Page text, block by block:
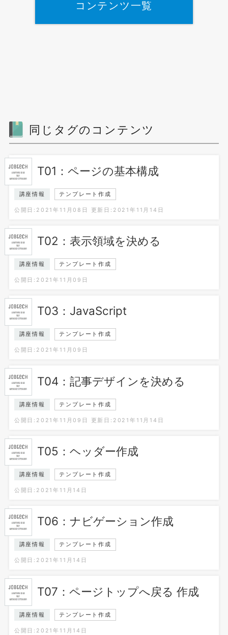
コンテンツ一覧
同じタグのコンテンツ
T01：ページの基本構成
講座情報 テンプレート作成
公開日:2021年11月08日 更新日:2021年11月14日
T02：表示領域を決める
講座情報 テンプレート作成
公開日:2021年11月09日
T03：JavaScript
講座情報 テンプレート作成
公開日:2021年11月09日
T04：記事デザインを決める
講座情報 テンプレート作成
公開日:2021年11月09日 更新日:2021年11月14日
T05：ヘッダー作成
講座情報 テンプレート作成
公開日:2021年11月14日
T06：ナビゲーション作成
講座情報 テンプレート作成
公開日:2021年11月14日
T07：ページトップへ戻る 作成
講座情報 テンプレート作成
公開日:2021年11月14日